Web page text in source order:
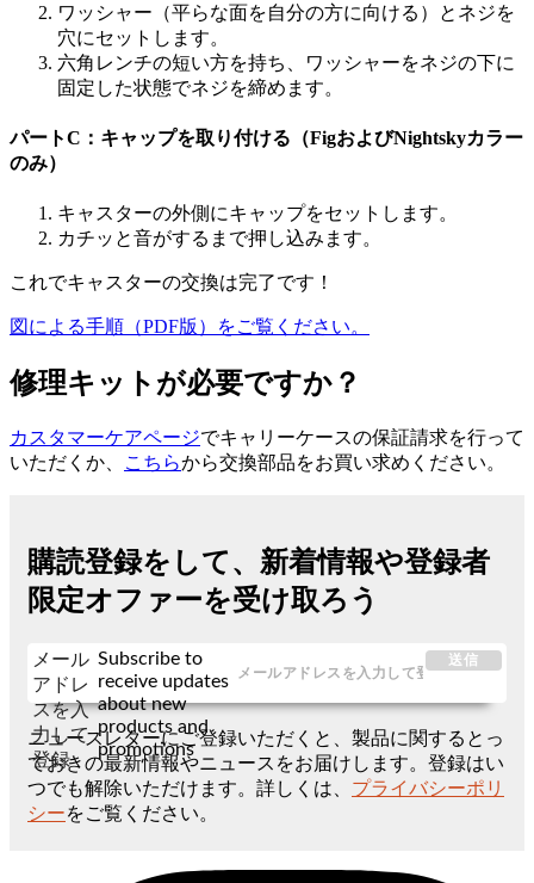
ワッシャー（平らな面を自分の方に向ける）とネジを
穴にセットします。
六角レンチの短い方を持ち、ワッシャーをネジの下に
固定した状態でネジを締めます。
パートC：キャップを取り付ける（FigおよびNightskyカラー
のみ）
キャスターの外側にキャップをセットします。
カチッと音がするまで押し込みます。
これでキャスターの交換は完了です！
図による手順（PDF版）をご覧ください。
修理キットが必要ですか？
カスタマーケアページでキャリーケースの保証請求を行って
いただくか、
こちらから交換部品をお買い求めください。
購読登録をして、新着情報や登録者
限定オファーを受け取ろう
メール
アドレ
スを入
力して
登録
Subscribe to
receive updates
about new
products and
promotions
送信
ニュースレターにご登録いただくと、製品に関するとっ
ておきの最新情報やニュースをお届けします。登録はい
つでも解除いただけます。詳しくは、 プライバシーポリ
シーをご覧ください。